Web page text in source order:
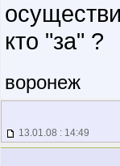
кто "за" ?
воронеж
13.01.08 : 14:49